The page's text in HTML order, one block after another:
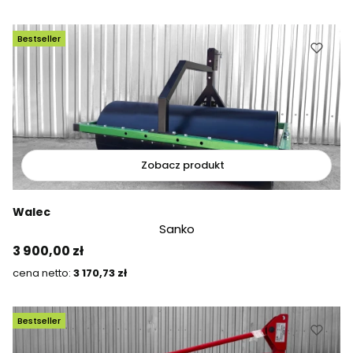
Bestseller
Zobacz produkt
Walec
Sanko
Cena
3 900,00 zł
Cena
3 170,73 zł
Bestseller